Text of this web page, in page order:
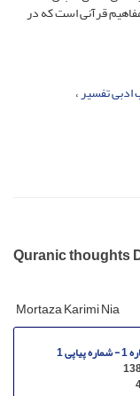
قرآنی است که در
تفسیر
Quranic thoughts
Mortaza Karimi Nia